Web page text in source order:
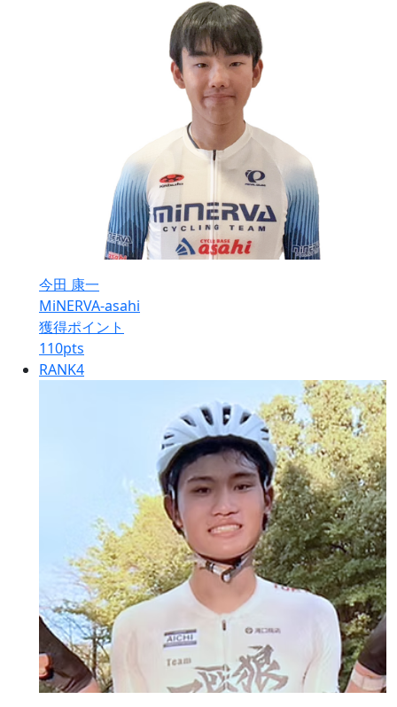
今田 康一
MiNERVA-asahi
獲得ポイント
110pts
RANK4